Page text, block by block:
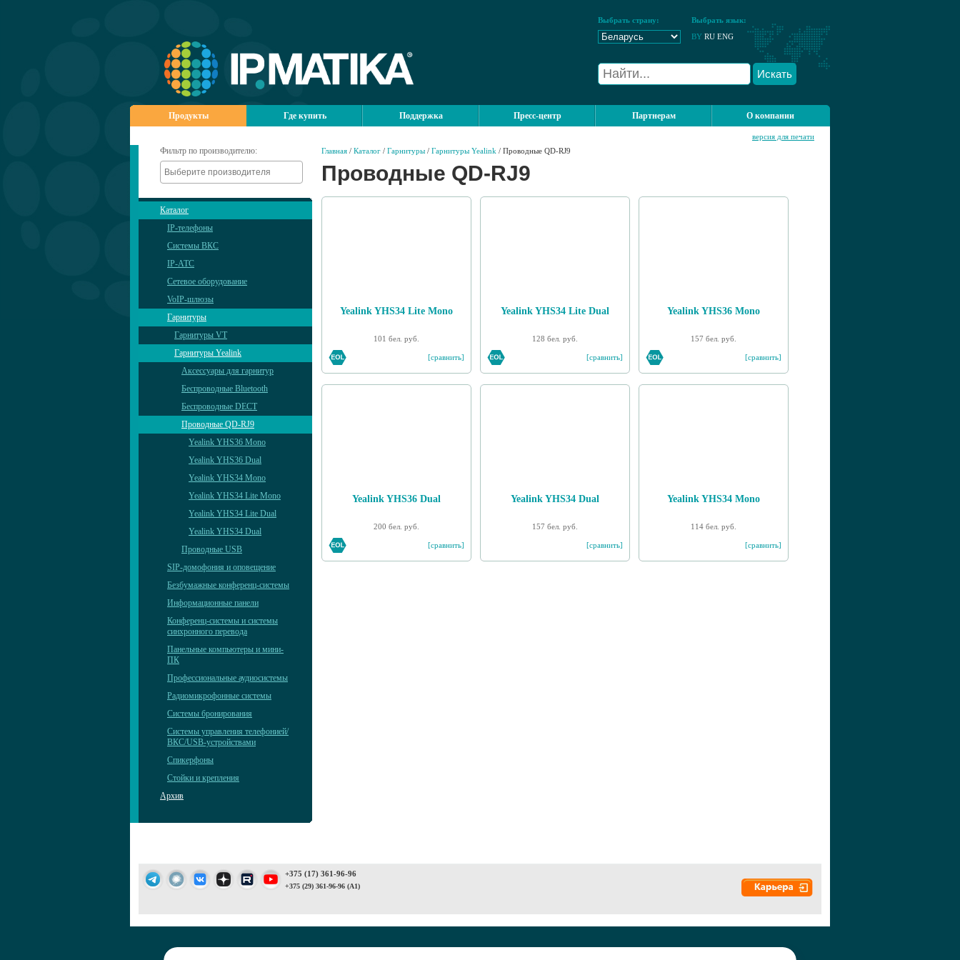
Выбрать страну:
Выбрать язык:
BY RU ENG
Искать
Продукты Где купить Поддержка Пресс-центр Партнерам О компании
Фильтр по производителю:
Каталог
IP-телефоны
Системы ВКС
IP-АТС
Сетевое оборудование
VoIP-шлюзы
Гарнитуры
Гарнитуры VT
Гарнитуры Yealink
Аксессуары для гарнитур
Беспроводные Bluetooth
Беспроводные DECT
Проводные QD-RJ9
Yealink YHS36 Mono
Yealink YHS36 Dual
Yealink YHS34 Mono
Yealink YHS34 Lite Mono
Yealink YHS34 Lite Dual
Yealink YHS34 Dual
Проводные USB
SIP-домофония и оповещение
Безбумажные конференц-системы
Информационные панели
Конференц-системы и системы
синхронного перевода
Панельные компьютеры и мини-
ПК
Профессиональные аудиосистемы
Радиомикрофонные системы
Системы бронирования
Системы управления телефонией/
ВКС/USB-устройствами
Спикерфоны
Стойки и крепления
Архив
Главная / Каталог / Гарнитуры / Гарнитуры Yealink / Проводные QD-RJ9
версия для печати
Проводные QD-RJ9
Yealink YHS34 Lite Mono
101 бел. руб.
[сравнить]
Yealink YHS34 Lite Dual
128 бел. руб.
[сравнить]
Yealink YHS36 Mono
157 бел. руб.
[сравнить]
Yealink YHS36 Dual
200 бел. руб.
[сравнить]
Yealink YHS34 Dual
157 бел. руб.
[сравнить]
Yealink YHS34 Mono
114 бел. руб.
[сравнить]
+375 (17) 361-96-96
+375 (29) 361-96-96 (A1)